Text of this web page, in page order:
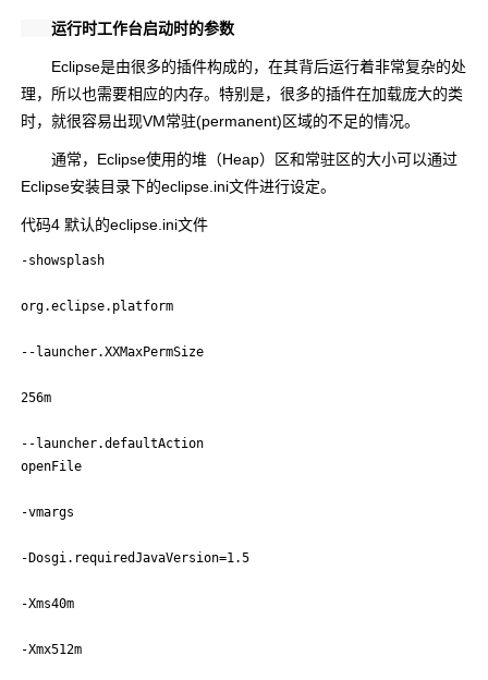
运行时工作台启动时的参数
Eclipse是由很多的插件构成的，在其背后运行着非常复杂的处
理，所以也需要相应的内存。特别是，很多的插件在加载庞大的类
时，就很容易出现VM常驻(permanent)区域的不足的情况。
通常，Eclipse使用的堆（Heap）区和常驻区的大小可以通过
Eclipse安装目录下的eclipse.ini文件进行设定。
代码4 默认的eclipse.ini文件
-showsplash
org.eclipse.platform
--launcher.XXMaxPermSize
256m
--launcher.defaultAction
openFile
-vmargs
-Dosgi.requiredJavaVersion=1.5
-Xms40m
-Xmx512m